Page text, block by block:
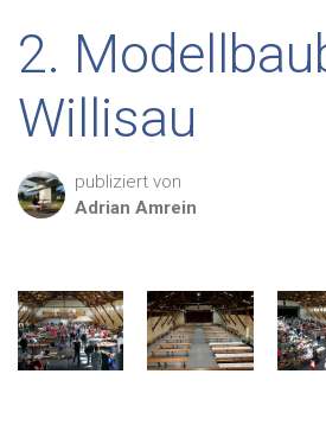
2.
Willisau
publiziert von
Adrian Amrein